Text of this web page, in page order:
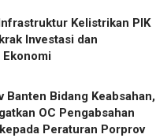
Kelistrikan PIK
Investasi dan
Banten Bidang Keabsahan,
OC Pengabsahan
Peraturan Porprov